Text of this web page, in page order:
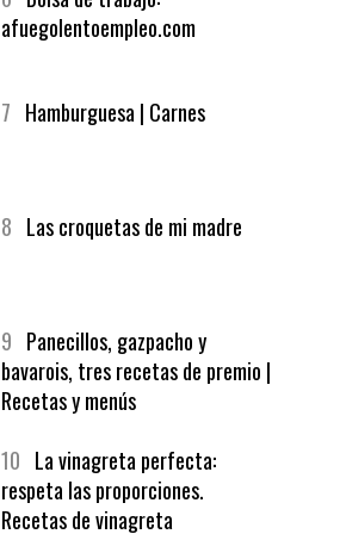
afuegolentoempleo.com
7 Hamburguesa | Carnes
8 Las croquetas de mi madre
9 Panecillos, gazpacho y
bavarois, tres recetas de premio |
Recetas y menús
10 La vinagreta perfecta:
respeta las proporciones.
Recetas de vinagreta